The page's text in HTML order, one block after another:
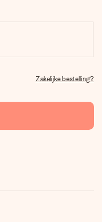
Zakelijke bestelling?